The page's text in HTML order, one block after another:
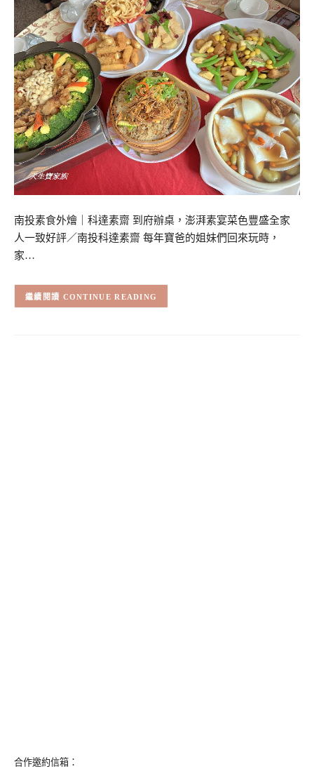
南投素食外燴｜科達素齋 到府辦桌，澎湃素宴菜色豐盛全家
人一致好評／南投科達素齋 每年寶爸的姐妹們回來玩時，
家…
CONTINUE READING
合作邀約信箱：